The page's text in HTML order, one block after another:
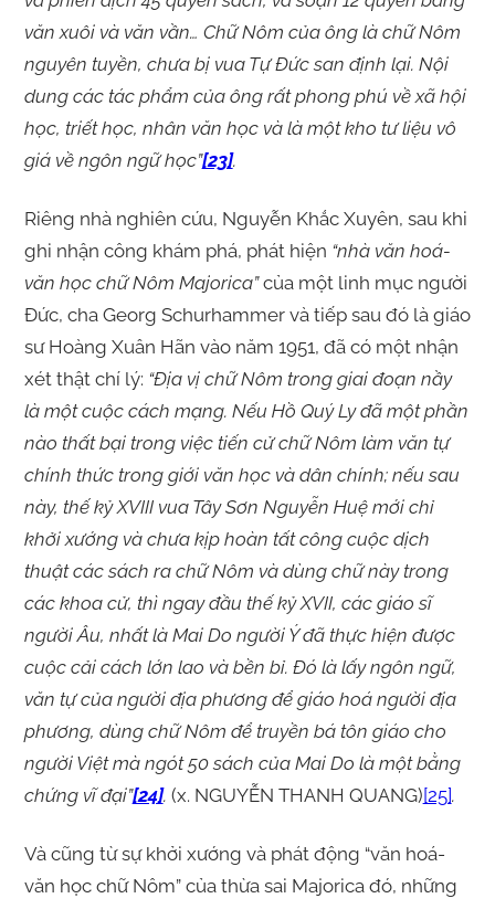
văn xuôi và văn vần… Chữ Nôm của ông là chữ Nôm
nguyên tuyền, chưa bị vua Tự Đức san định lại. Nội
dung các tác phẩm của ông rất phong phú về xã hội
học, triết học, nhân văn học và là một kho tư liệu vô
giá về ngôn ngữ học”[23].
Riêng nhà nghiên cứu, Nguyễn Khắc Xuyên, sau khi
ghi nhận công khám phá, phát hiện “nhà văn hoá-
văn học chữ Nôm Majorica”của một linh mục người
Đức, cha Georg Schurhammer và tiếp sau đó là giáo
sư Hoàng Xuân Hãn vào năm 1951, đã có một nhận
xét thật chí lý: “Địa vị chữ Nôm trong giai đoạn nầy
là một cuộc cách mạng. Nếu Hồ Quý Ly đã một phần
nào thất bại trong việc tiến cử chữ Nôm làm văn tự
chính thức trong giới văn học và dân chính; nếu sau
này, thế kỷ XVIII vua Tây Sơn Nguyễn Huệ mới chỉ
khởi xướng và chưa kịp hoàn tất công cuộc dịch
thuật các sách ra chữ Nôm và dùng chữ này trong
các khoa cử, thì ngay đầu thế kỷ XVII, các giáo sĩ
người Âu, nhất là Mai Do người Ý đã thực hiện được
cuộc cải cách lớn lao và bền bỉ. Đó là lấy ngôn ngữ,
văn tự của người địa phương để giáo hoá người địa
phương, dùng chữ Nôm để truyền bá tôn giáo cho
người Việt mà ngót 50 sách của Mai Do là một bằng
chứng vĩ đại”[24]. (x. NGUYỄN THANH QUANG)[25].
Và cũng từ sự khởi xướng và phát động “văn hoá-
văn học chữ Nôm” của thừa sai Majorica đó, những